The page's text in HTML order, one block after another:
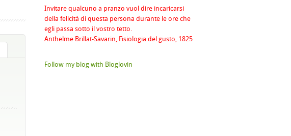
Invitare qualcuno a pranzo vuol dire incaricarsi
della felicità di questa persona durante le ore che
egli passa sotto il vostro tetto.
Anthelme Brillat-Savarin, Fisiologia del gusto, 1825
Follow my blog with Bloglovin